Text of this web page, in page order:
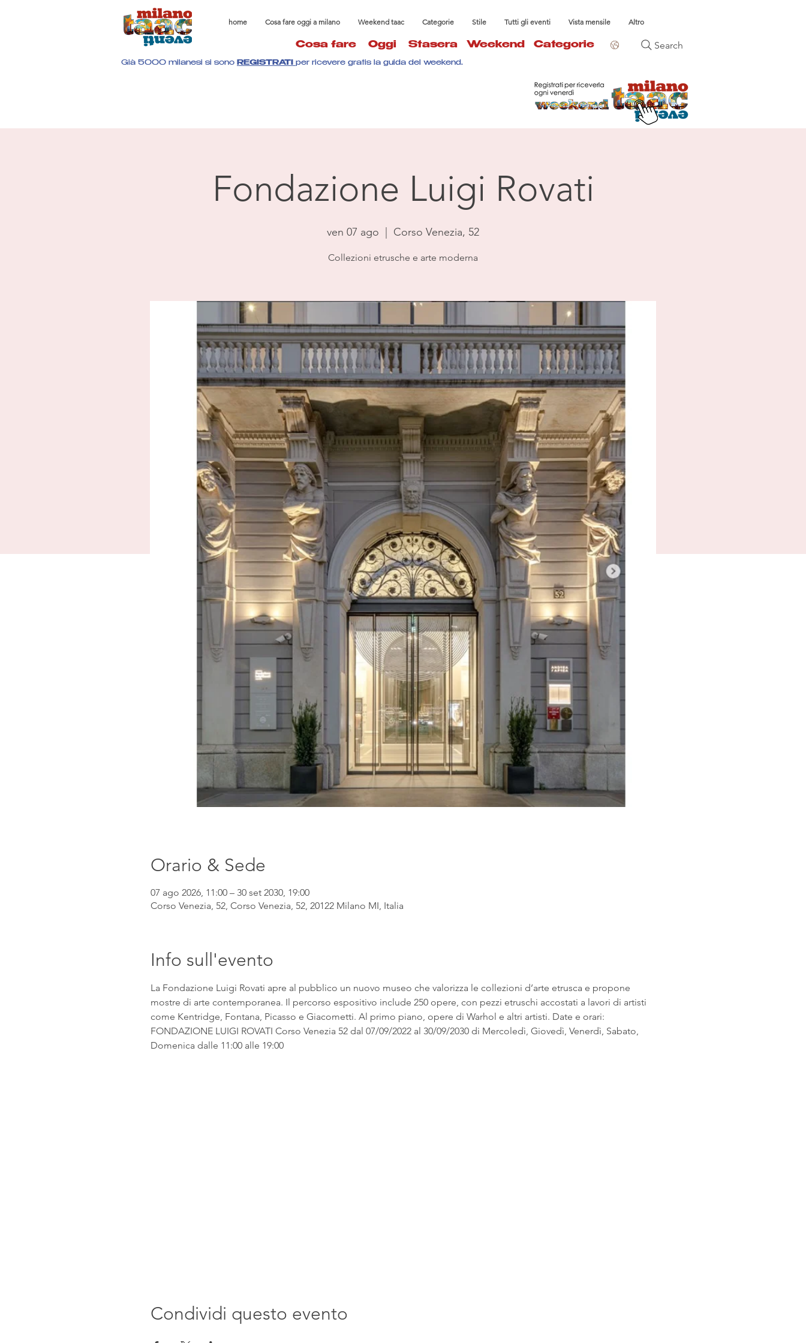
home Cosa fare oggi a milano Weekend taac Categorie Stile Tutti gli eventi Vista mensile Altro
Cosa fare Oggi Stasera Weekend Categorie Search
Già 5000 milanesi si sono REGISTRATI per ricevere gratis la guida del weekend.
Fondazione Luigi Rovati
ven 07 ago Corso Venezia, 52
Collezioni etrusche e arte moderna
Orario & Sede
07 ago 2026, 11:00 – 30 set 2030, 19:00
Corso Venezia, 52, Corso Venezia, 52, 20122 Milano MI, Italia
Info sull'evento
La Fondazione Luigi Rovati apre al pubblico un nuovo museo che valorizza le collezioni d’arte etrusca e propone
mostre di arte contemporanea. Il percorso espositivo include 250 opere, con pezzi etruschi accostati a lavori di artisti
come Kentridge, Fontana, Picasso e Giacometti. Al primo piano, opere di Warhol e altri artisti. Date e orari:
FONDAZIONE LUIGI ROVATI Corso Venezia 52 dal 07/09/2022 al 30/09/2030 di Mercoledì, Giovedì, Venerdì, Sabato,
Domenica dalle 11:00 alle 19:00
Condividi questo evento